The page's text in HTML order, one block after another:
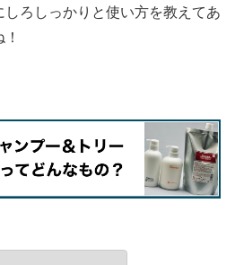
ろしっかりと使い方を教えてあ